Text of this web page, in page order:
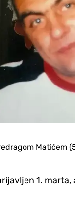
Matićem
1.